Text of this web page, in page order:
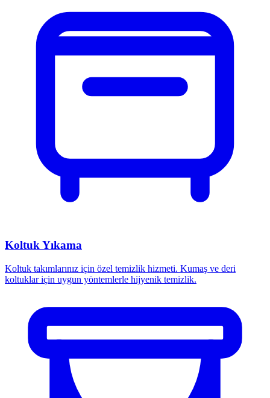
Koltuk Yıkama
Koltuk takımlarınız için özel temizlik hizmeti. Kumaş ve deri
koltuklar için uygun yöntemlerle hijyenik temizlik.